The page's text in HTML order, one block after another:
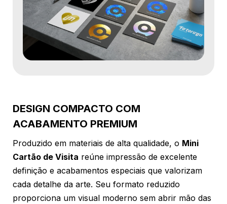
DESIGN COMPACTO COM
ACABAMENTO PREMIUM
Produzido em materiais de alta qualidade, o Mini
Cartão de Visita reúne impressão de excelente
definição e acabamentos especiais que valorizam
cada detalhe da arte. Seu formato reduzido
proporciona um visual moderno sem abrir mão das